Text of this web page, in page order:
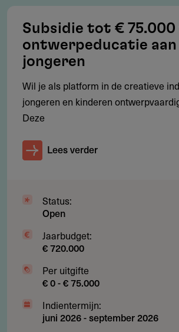
Gebruikelijke doorlopende
Subsidie
Hoeveel subsidie kun je aanvragen?
Het subsidieplafond voor 3 november
2026 bedraagt
Maximaal 100% van subsidiabele
Maximaal90.000 euro per gemeente
werkzaam bent
tot maximumbedrag bereikt is
Subsidie tot € 75.000
ontwerpeducatie aan
jongeren
Wil je als platform in de creatieve
jongeren en kinderen
Deze
Lees verder
Status:
Open
Jaarbudget:
€ 720.000
Per uitgifte
€ 0 - € 75.000
Indientermijn:
juni 2026-september 2026